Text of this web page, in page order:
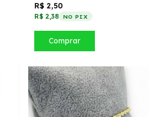
R$ 2,50
R$ 2,38 NO PIX
Comprar